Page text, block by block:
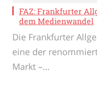
FAZ: Frankfurter
dem Medienwandel
Die Frankfurter
eine der
Markt –…